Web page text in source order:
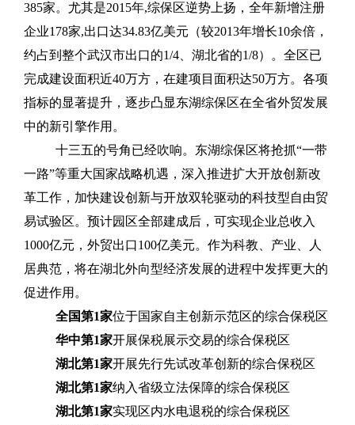
385家。尤其是2015年,综保区逆势上扬，全年新增注册
企业178家,出口达34.83亿美元（较2013年增长10余倍，
约占到整个武汉市出口的1/4、湖北省的1/8）。全区已
完成建设面积近40万方，在建项目面积达50万方。各项
指标的显著提升，逐步凸显东湖综保区在全省外贸发展
中的新引擎作用。
十三五的号角已经吹响。东湖综保区将抢抓“一带
一路”等重大国家战略机遇，深入推进扩大开放创新改
革工作，加快建设创新与开放双轮驱动的科技型自由贸
易试验区。预计园区全部建成后，可实现企业总收入
1000亿元，外贸出口100亿美元。作为科教、产业、人
居典范，将在湖北外向型经济发展的进程中发挥更大的
促进作用。
全国第1家位于国家自主创新示范区的综合保税区
华中第1家开展保税展示交易的综合保税区
湖北第1家开展先行先试改革创新的综合保税区
湖北第1家纳入省级立法保障的综合保税区
湖北第1家实现区内水电退税的综合保税区